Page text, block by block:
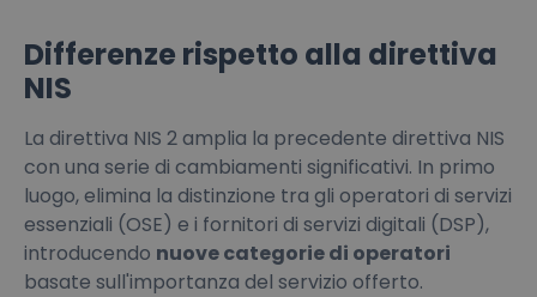
Differenze rispetto alla direttiva
NIS
La direttiva NIS 2 amplia la precedente direttiva NIS
con una serie di cambiamenti significativi. In primo
luogo, elimina la distinzione tra gli operatori di servizi
essenziali (OSE) e i fornitori di servizi digitali (DSP),
introducendo nuove categorie di operatori
basate sull'importanza del servizio offerto.